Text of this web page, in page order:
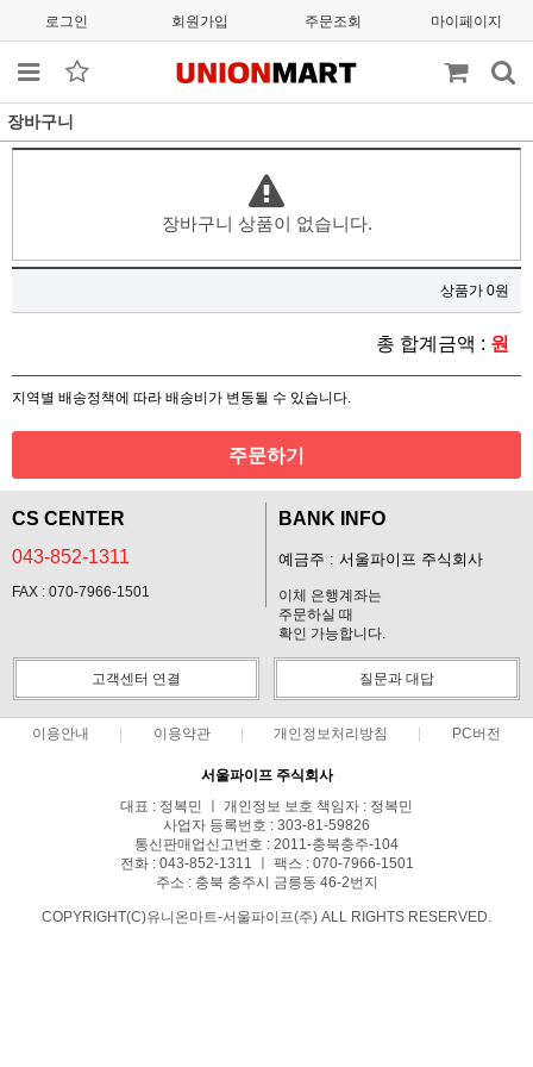
로그인 회원가입 주문조회 마이페이지
장바구니
장바구니 상품이 없습니다.
상품가 0원
총 합계금액 : 원
지역별 배송정책에 따라 배송비가 변동될 수 있습니다.
주문하기
CS CENTER
043-852-1311
FAX : 070-7966-1501
BANK INFO
예금주 : 서울파이프 주식회사
이체 은행계좌는
주문하실 때
확인 가능합니다.
고객센터 연결 질문과 대답
이용안내 이용약관 개인정보처리방침 PC버전
서울파이프 주식회사
대표 : 정복민 ㅣ 개인정보 보호 책임자 : 정복민
사업자 등록번호 : 303-81-59826
통신판매업신고번호 : 2011-충북충주-104
전화 : 043-852-1311 ㅣ 팩스 : 070-7966-1501
주소 : 충북 충주시 금릉동 46-2번지
COPYRIGHT(C)유니온마트-서울파이프(주) ALL RIGHTS RESERVED.